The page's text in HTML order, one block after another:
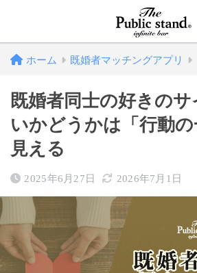
ホーム 既婚者マッチングアプリ
既婚者同士の好きの
いかどうかは「行動
見える
2025年6月27日 2026年7月1日